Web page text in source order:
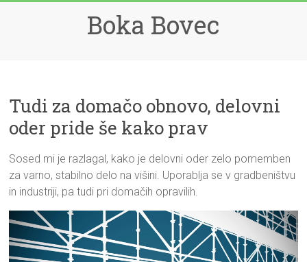
Boka Bovec
Tudi za domačo obnovo, delovni
oder pride še kako prav
Sosed mi je razlagal, kako je delovni oder zelo pomemben
za varno, stabilno delo na višini. Uporablja se v gradbeništvu
in industriji, pa tudi pri domačih opravilih.